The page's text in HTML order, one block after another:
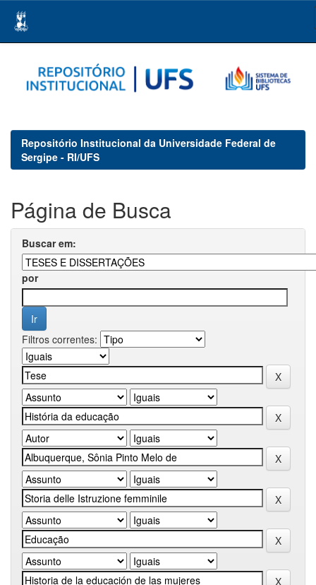
navigation
Repositório Institucional da Universidade Federal de
Sergipe - RI/UFS
Página de Busca
Buscar em:
por
Filtros correntes: